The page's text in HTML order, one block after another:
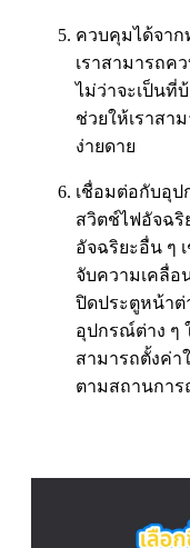
ควบคุมได้จาก
เราสามารถค
ไม่ว่าจะเป็นที่
ช่วยให้เราสา
ง่ายดาย
เชื่อมต่อกับอุ
สวิตช์ไฟอัจฉ
อัจฉริยะอื่น ๆ
จับความเคลื่อ
ปิดประตูหน้าต่
อุปกรณ์ต่าง ๆ
สามารถตั้งค่า
ตามสถานการ